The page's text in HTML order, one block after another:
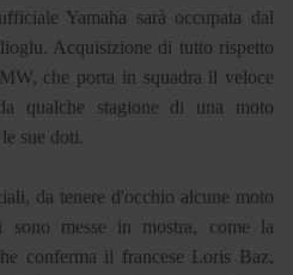
Yamaha sarà occupata dal
Acquisizione di tutto rispetto
che porta in squadra il veloce
qualche stagione di una moto
sue doti.
da tenere d'occhio alcune moto
sono messe in mostra, come la
conferma il francese Loris Baz,